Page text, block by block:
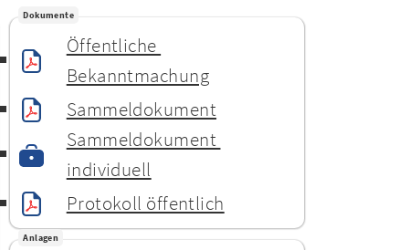
Dokumente
Öffentliche
Bekanntmachung
Sammeldokument
Sammeldokument
individuell
Protokoll öffentlich
Anlagen